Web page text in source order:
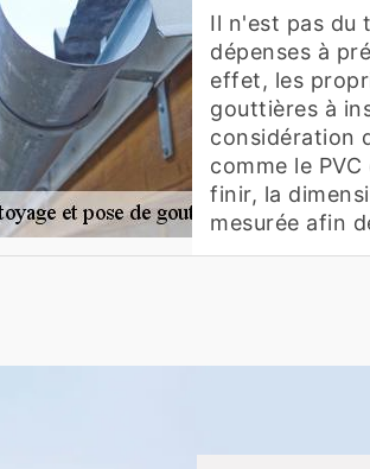
Il n'est pas du
dépenses à
effet, les
gouttières à
considération
comme le
finir, la
mesurée afin